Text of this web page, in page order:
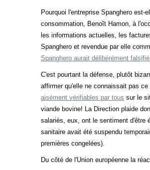
Pourquoi l'entreprise Spanghero
consommation, Benoît Hamon, à
les informations actuelles, les
Spanghero et revendue par elle
Spanghero aurait délibérément
C'est pourtant la défense, plutôt
affirmer qu'elle ne connaissait pas
aisément vérifiables par tous sur le
viande bovine! La Direction plaide
salariés, eux, ont le sentiment d'être
sanitaire avait été suspendu
premières congelées).
Du côté de l'Union européenne la